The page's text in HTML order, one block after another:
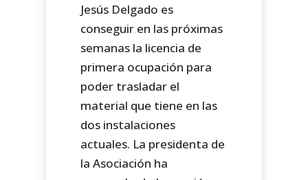
Jesús Delgado es
conseguir en las próximas
semanas la licencia de
primera ocupación para
poder trasladar el
material que tiene en las
dos instalaciones
actuales. La presidenta de
la Asociación ha